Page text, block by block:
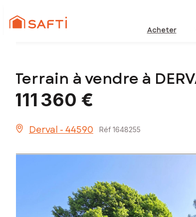
Acheter
Terrain à vendre à
111 360 €
Derval - 44590 Réf 1648255